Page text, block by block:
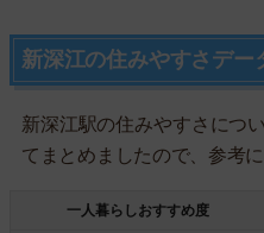
新深江の住みやすさデー
新深江駅の住みやすさにつ
てまとめましたので、参考
一人暮らしおすすめ度